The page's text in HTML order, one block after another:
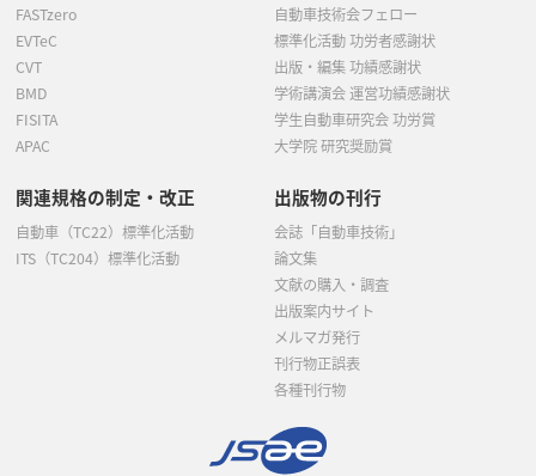
FASTzero
EVTeC
CVT
BMD
FISITA
APAC
自動車技術会フェロー
標準化活動 功労者感謝状
出版・編集 功績感謝状
学術講演会 運営功績感謝状
学生自動車研究会 功労賞
大学院 研究奨励賞
関連規格の制定・改正
自動車（TC22）標準化活動
ITS（TC204）標準化活動
出版物の刊行
会誌「自動車技術」
論文集
文献の購入・調査
出版案内サイト
メルマガ発行
刊行物正誤表
各種刊行物